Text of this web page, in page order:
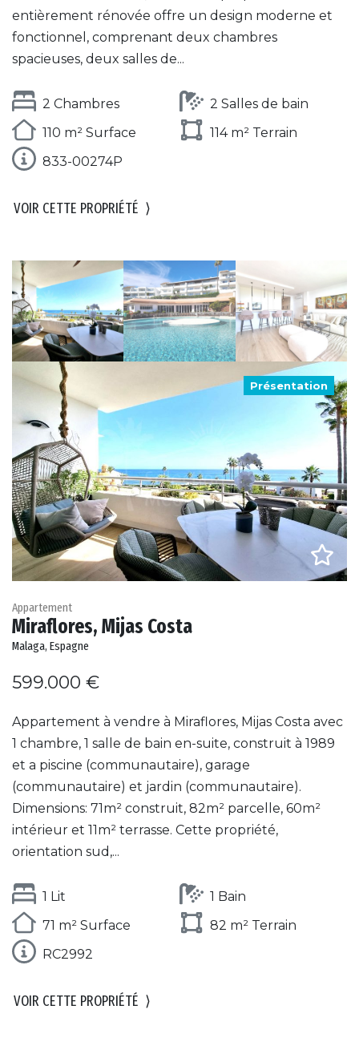
entièrement rénovée offre un design moderne et
fonctionnel, comprenant deux chambres
spacieuses, deux salles de...
2 Chambres
2 Salles de bain
110 m² Surface
114 m² Terrain
833-00274P
VOIR CETTE PROPRIÉTÉ ⟩
Présentation
Appartement
Miraflores, Mijas Costa
Malaga, Espagne
599.000 €
Appartement à vendre à Miraflores, Mijas Costa avec
1 chambre, 1 salle de bain en-suite, construit à 1989
et a piscine (communautaire), garage
(communautaire) et jardin (communautaire).
Dimensions: 71m² construit, 82m² parcelle, 60m²
intérieur et 11m² terrasse. Cette propriété,
orientation sud,...
1 Lit
1 Bain
71 m² Surface
82 m² Terrain
RC2992
VOIR CETTE PROPRIÉTÉ ⟩